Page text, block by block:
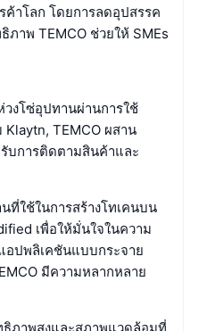
ค้าโลก โดยการลดอุปสรรค
ภาพ TEMCO ช่วยให้ SMEs
วงโซ่อุปทานผ่านการใช้
TEMCO ผสาน
บการติดตามสินค้าและ
ที่ใช้ในการสร้างโทเคนบน
เพื่อให้มั่นใจในความ
อปพลิเคชันแบบกระจาย
มีความหลากหลาย